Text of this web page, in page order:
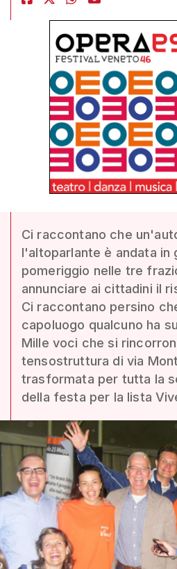
Ci raccontano che
l'altoparlante è andata in
pomeriggio nelle tre
annunciare ai cittadini il
Ci raccontano persino
capoluogo qualcuno ha
Mille voci che si
tensostruttura di via
trasformata per tutta la
della festa per la lista